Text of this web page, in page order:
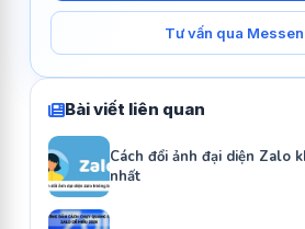
Tư vấn qua
Bài viết liên quan
Cách đổi ảnh đại diện Zalo
nhất